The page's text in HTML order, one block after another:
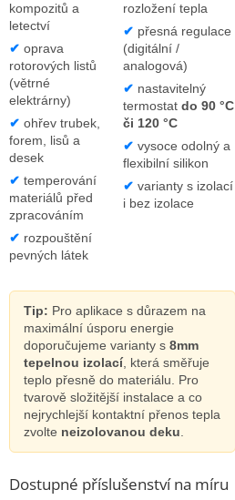
kompozitů a
letectví
✔ oprava
rotorových listů
(větrné
elektrárny)
✔ ohřev trubek,
forem, lisů a
desek
✔ temperování
materiálů před
zpracováním
✔ rozpouštění
pevných látek
rozložení tepla
✔ přesná regulace
(digitální /
analogová)
✔ nastavitelný
termostat do 90 °C
či 120 °C
✔ vysoce odolný a
flexibilní silikon
✔ varianty s izolací
i bez izolace
Tip: Pro aplikace s důrazem na
maximální úsporu energie
doporučujeme varianty s 8mm
tepelnou izolací, která směřuje
teplo přesně do materiálu. Pro
tvarově složitější instalace a co
nejrychlejší kontaktní přenos tepla
zvolte neizolovanou deku
Dostupné příslušenství na míru